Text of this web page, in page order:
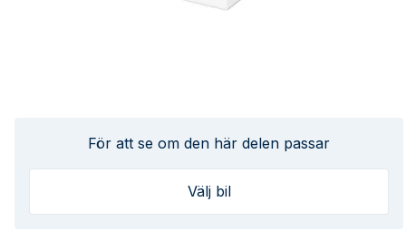
För att se om den här delen passar
Välj bil